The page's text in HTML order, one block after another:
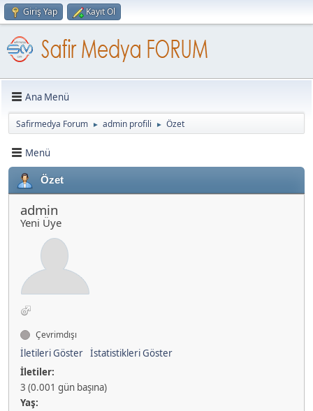
Giriş Yap Kayıt Ol
Ana Menü
Safirmedya Forum ► admin profili ► Özet
Menü
Özet
admin
Yeni Üye
Çevrimdışı
İletileri Göster İstatistikleri Göster
İletiler:
3 (0.001 gün başına)
Yaş: